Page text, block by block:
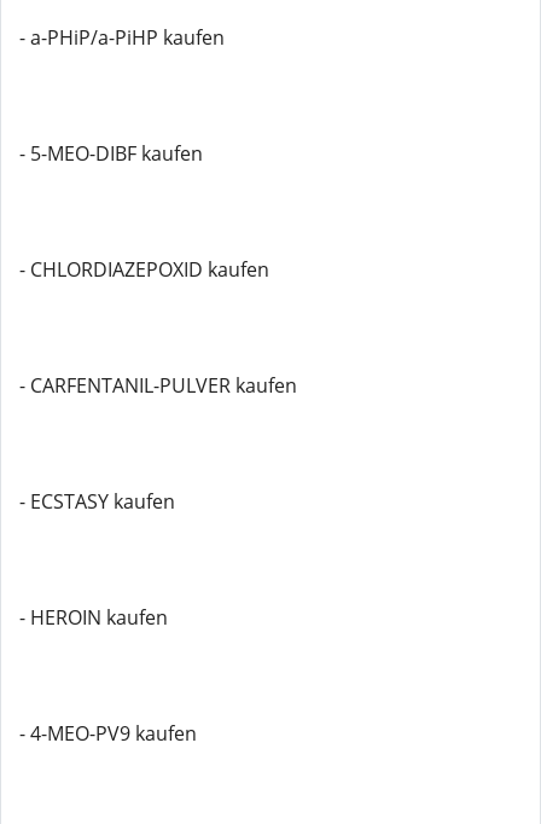
- a-PHiP/a-PiHP kaufen
- 5-MEO-DIBF kaufen
- CHLORDIAZEPOXID kaufen
- CARFENTANIL-PULVER kaufen
- ECSTASY kaufen
- HEROIN kaufen
- 4-MEO-PV9 kaufen